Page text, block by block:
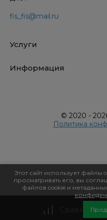
Этот сайт использует файлы
просматривать его, вы
файлов cookie и
Сравнение
fis_fis@mail.ru
Услуги
Информация
© 2020 -
Политика